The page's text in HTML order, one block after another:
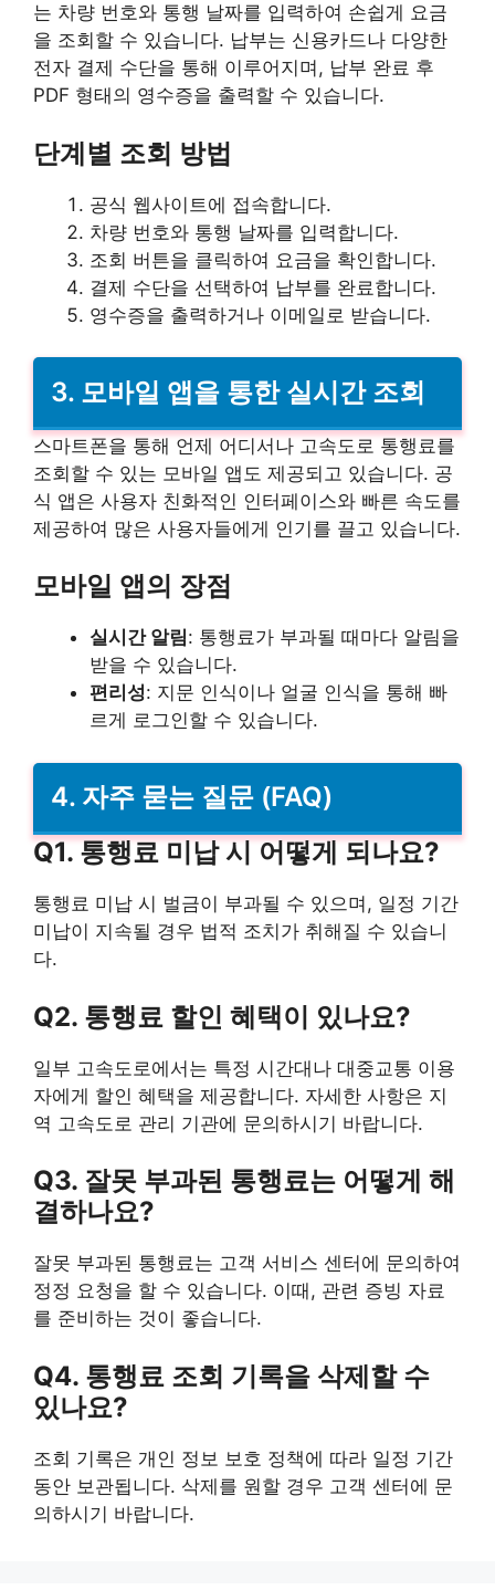
는 차량 번호와 통행 날짜를 입력하여 손쉽게 요금
을 조회할 수 있습니다. 납부는 신용카드나 다양한
전자 결제 수단을 통해 이루어지며, 납부 완료 후
PDF 형태의 영수증을 출력할 수 있습니다.
단계별 조회 방법
공식 웹사이트에 접속합니다.
차량 번호와 통행 날짜를 입력합니다.
조회 버튼을 클릭하여 요금을 확인합니다.
결제 수단을 선택하여 납부를 완료합니다.
영수증을 출력하거나 이메일로 받습니다.
3. 모바일 앱을 통한 실시간 조회
스마트폰을 통해 언제 어디서나 고속도로 통행료를
조회할 수 있는 모바일 앱도 제공되고 있습니다. 공
식 앱은 사용자 친화적인 인터페이스와 빠른 속도를
제공하여 많은 사용자들에게 인기를 끌고 있습니다.
모바일 앱의 장점
실시간 알림: 통행료가 부과될 때마다 알림을
받을 수 있습니다.
편리성: 지문 인식이나 얼굴 인식을 통해 빠
르게 로그인할 수 있습니다.
4. 자주 묻는 질문 (FAQ)
Q1. 통행료 미납 시 어떻게 되나요?
통행료 미납 시 벌금이 부과될 수 있으며, 일정 기간
미납이 지속될 경우 법적 조치가 취해질 수 있습니
다.
Q2. 통행료 할인 혜택이 있나요?
일부 고속도로에서는 특정 시간대나 대중교통 이용
자에게 할인 혜택을 제공합니다. 자세한 사항은 지
역 고속도로 관리 기관에 문의하시기 바랍니다.
Q3. 잘못 부과된 통행료는 어떻게 해
결하나요?
잘못 부과된 통행료는 고객 서비스 센터에 문의하여
정정 요청을 할 수 있습니다. 이때, 관련 증빙 자료
를 준비하는 것이 좋습니다.
Q4. 통행료 조회 기록을 삭제할 수
있나요?
조회 기록은 개인 정보 보호 정책에 따라 일정 기간
동안 보관됩니다. 삭제를 원할 경우 고객 센터에 문
의하시기 바랍니다.